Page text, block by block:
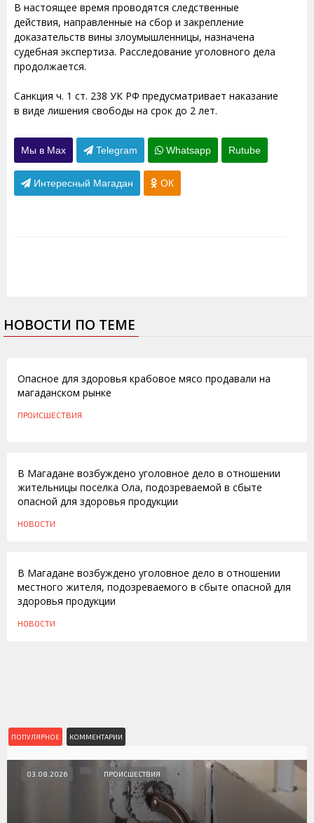
В настоящее время проводятся следственные
действия, направленные на сбор и закрепление
доказательств вины злоумышленницы, назначена
судебная экспертиза. Расследование уголовного дела
продолжается.
Санкция ч. 1 ст. 238 УК РФ предусматривает наказание
в виде лишения свободы на срок до 2 лет.
Мы в Max Telegram Whatsapp Rutube
Интересный Магадан ОК
НОВОСТИ ПО ТЕМЕ
Опасное для здоровья крабовое мясо продавали на
магаданском рынке
ПРОИСШЕСТВИЯ
В Магадане возбуждено уголовное дело в отношении
жительницы поселка Ола, подозреваемой в сбыте
опасной для здоровья продукции
НОВОСТИ
В Магадане возбуждено уголовное дело в отношении
местного жителя, подозреваемого в сбыте опасной для
здоровья продукции
НОВОСТИ
ПОПУЛЯРНОЕ КОММЕНТАРИИ
03.08.2026 ПРОИСШЕСТВИЯ